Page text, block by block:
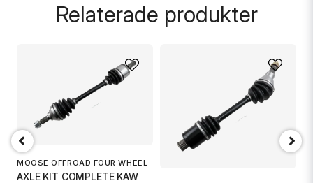
email
Mejladress
Relaterade produkter
MOOSE OFFROAD FOUR WHEEL
AXLE KIT COMPLETE KAW